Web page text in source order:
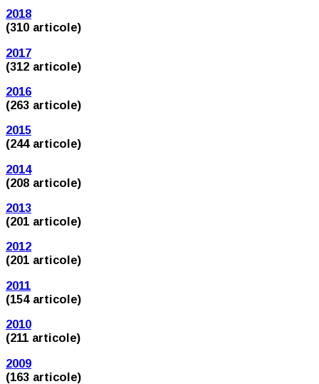
2018
(310 articole)
2017
(312 articole)
2016
(263 articole)
2015
(244 articole)
2014
(208 articole)
2013
(201 articole)
2012
(201 articole)
2011
(154 articole)
2010
(211 articole)
2009
(163 articole)